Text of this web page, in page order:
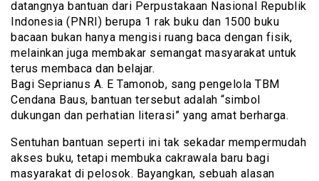
datangnya bantuan dari Perpustakaan Nasional Republik
Indonesia (PNRI) berupa 1 rak buku dan 1500 buku
bacaan bukan hanya mengisi ruang baca dengan fisik,
melainkan juga membakar semangat masyarakat untuk
terus membaca dan belajar.
Bagi Seprianus A. E Tamonob, sang pengelola TBM
Cendana Baus, bantuan tersebut adalah “simbol
dukungan dan perhatian literasi” yang amat berharga.
Sentuhan bantuan seperti ini tak sekadar mempermudah
akses buku, tetapi membuka cakrawala baru bagi
masyarakat di pelosok. Bayangkan, sebuah alasan